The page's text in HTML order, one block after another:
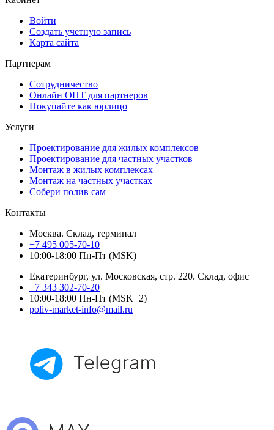
Войти
Создать учетную запись
Карта сайта
Партнерам
Сотрудничество
Онлайн ОПТ для партнеров
Покупайте как юрлицо
Услуги
Проектирование для жилых комплексов
Проектирование для частных участков
Монтаж в жилых комплексах
Монтаж на частных участках
Собери полив сам
Контакты
Москва. Склад, терминал
+7 495 005-70-10
10:00-18:00 Пн-Пт (MSK)
Екатеринбург, ул. Московская, стр. 220. Склад, офис
+7 343 302-70-20
10:00-18:00 Пн-Пт (MSK+2)
poliv-market-info@mail.ru